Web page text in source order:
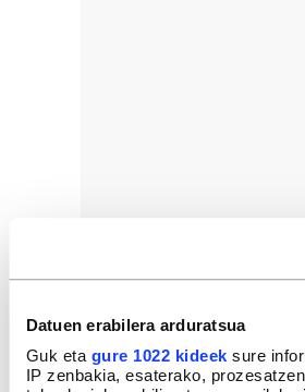
Datuen erabilera arduratsua
Guk eta gure 1022 kideek sure
IP zenbakia, esaterako,